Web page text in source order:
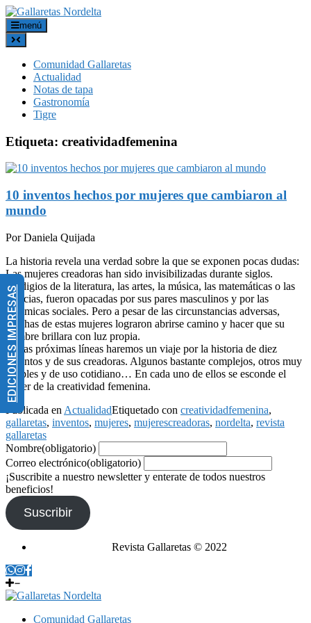
menú
Comunidad Gallaretas
Actualidad
Notas de tapa
Gastronomía
Tigre
Etiqueta: creatividadfemenina
10 inventos hechos por mujeres que cambiaron al
mundo
Por Daniela Quijada
La historia revela una verdad sobre la que se exponen pocas dudas:
Las mujeres creadoras han sido invisibilizadas durante siglos.
Prodigios de la literatura, las artes, la música, las matemáticas o las
ciencias, fueron opacadas por sus pares masculinos y por las
dinámicas sociales. Pero a pesar de las circunstancias adversas,
muchas de estas mujeres lograron abrirse camino y hacer que su
nombre brillara con luz propia.
En las próximas líneas haremos un viaje por la historia de diez
inventos y de sus creadoras. Algunos bastante complejos, otros muy
simples y de uso cotidiano… En cada uno de ellos se esconde el
poder de la creatividad femenina.
Publicada en ActualidadEtiquetado con creatividadfemenina,
gallaretas, inventos, mujeres, mujerescreadoras, nordelta, revista
gallaretas
Nombre(obligatorio)
Correo electrónico(obligatorio)
¡Suscribite a nuestro newsletter y enterate de todos nuestros
beneficios!
Suscribir
Revista Gallaretas © 2022
EDICIONES IMPRESAS
Comunidad Gallaretas